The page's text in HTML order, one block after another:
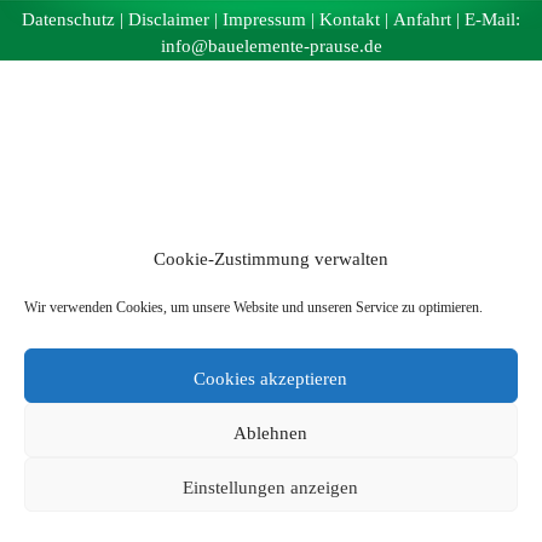
Cookie-Zustimmung verwalten
Wir verwenden Cookies, um unsere Website und unseren Service zu optimieren.
Cookies akzeptieren
Ablehnen
Einstellungen anzeigen
Datenschutz | Disclaimer | Impressum | Kontakt | Anfahrt | E-Mail:
info@bauelemente-prause.de